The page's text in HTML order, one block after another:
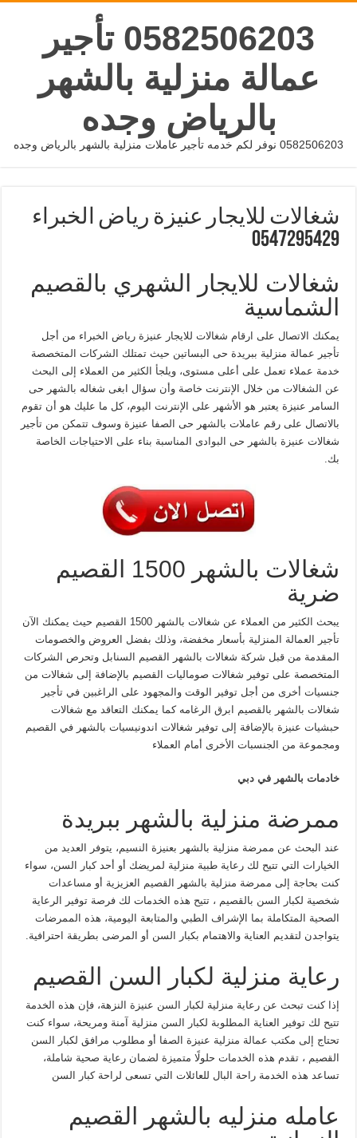
0582506203 تأجير
عمالة منزلية بالشهر
بالرياض وجده
0582506203 نوفر لكم خدمه تأجير عاملات منزلية بالشهر بالرياض وجده
شغالات للايجار عنيزة رياض الخبراء
0547295429
شغالات للايجار الشهري بالقصيم
الشماسية
يمكنك الاتصال على ارقام شغالات للايجار عنيزة رياض الخبراء من أجل
تأجير عمالة منزلية ببريدة حى البساتين حيث تمتلك الشركات المتخصصة
خدمة عملاء تعمل على أعلى مستوى، ويلجأ الكثير من العملاء إلى البحث
عن الشغالات من خلال الإنترنت خاصة وأن سؤال ابغى شغاله بالشهر حى
السامر عنيزة يعتبر هو الأشهر على الإنترنت اليوم، كل ما عليك هو أن تقوم
بالاتصال على رقم عاملات بالشهر حى الصفا عنيزة وسوف تتمكن من تأجير
شغالات عنيزة بالشهر حى البوادى المناسبة بناء على الاحتياجات الخاصة
بك.
شغالات بالشهر 1500 القصيم
ضرية
يبحث الكثير من العملاء عن شغالات بالشهر 1500 القصيم حيث يمكنك الآن
تأجير العمالة المنزلية بأسعار مخفضة، وذلك بفضل العروض والخصومات
المقدمة من قبل شركة شغالات بالشهر القصيم السنابل وتحرص الشركات
المتخصصة على توفير شغالات صوماليات القصيم بالإضافة إلى شغالات من
جنسيات أخرى من أجل توفير الوقت والمجهود على الراغبين في تأجير
شغالات بالشهر بالقصيم ابرق الرغامه كما يمكنك التعاقد مع شغالات
حبشيات عنيزة بالإضافة إلى توفير شغالات اندونيسيات بالشهر في القصيم
ومجموعة من الجنسبات الأخرى أمام العملاء
خادمات بالشهر في دبي
ممرضة منزلية بالشهر ببريدة
عند البحث عن ممرضة منزلية بالشهر بعنيزة النسيم، يتوفر العديد من
الخيارات التي تتيح لك رعاية طبية منزلية لمريضك أو أحد كبار السن، سواء
كنت بحاجة إلى ممرضة منزلية بالشهر القصيم العزيزية أو مساعدات
شخصية لكبار السن بالقصيم ، تتيح هذه الخدمات لك فرصة توفير الرعاية
الصحية المتكاملة بما الإشراف الطبي والمتابعة اليومية، هذه الممرضات
يتواجدن لتقديم العناية والاهتمام بكبار السن أو المرضى بطريقة احترافية.
رعاية منزلية لكبار السن القصيم
إذا كنت تبحث عن رعاية منزلية لكبار السن عنيزة النزهة، فإن هذه الخدمة
تتيح لك توفير العناية المطلوبة لكبار السن منزلية آمنة ومريحة، سواء كنت
تحتاج إلى مكتب عمالة منزلية عنيزة الصفا أو مطلوب مرافق لكبار السن
القصيم ، تقدم هذه الخدمات حلولًا متميزة لضمان رعاية صحية شاملة،
تساعد هذه الخدمة راحة البال للعائلات التي تسعى لراحة كبار السن
عامله منزليه بالشهر القصيم